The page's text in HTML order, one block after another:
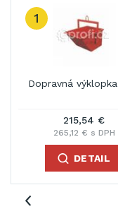
Okenná rozpera
215,54 €
265,12 € s DPH
DETAIL